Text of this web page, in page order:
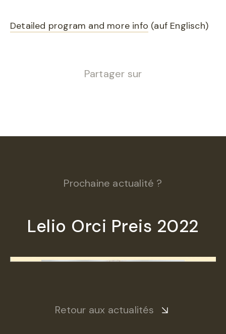
Detailed program and more info (auf Englisch)
Partager sur
Prochaine actualité ?
Lelio Orci Preis 2022
Retour aux actualités